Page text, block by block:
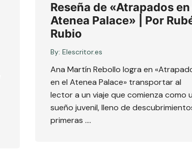
Reseña de «Atrapados en
Atenea Palace» | Por
Rubio
By: Elescritor.es
Ana Martín Rebollo logra en
en el Atenea Palace» transportar al
lector a un viaje que comienza como
sueño juvenil, lleno de
primeras ….